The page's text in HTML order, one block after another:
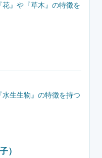
』や『草木』の特徴を
生生物』の特徴を持つ
）